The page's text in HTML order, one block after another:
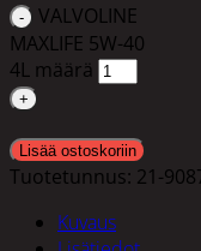
VALVOLINE
MAXLIFE 5W-40
4L määrä
Lisää ostoskoriin
Tuotetunnus: 21-
Kuvaus